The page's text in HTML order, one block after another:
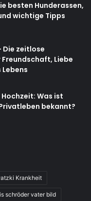
besten Hunderassen,
wichtige Tipps
Die zeitlose
Liebe
Lebens
Was ist
bekannt?
Krankheit
schröder vater bild